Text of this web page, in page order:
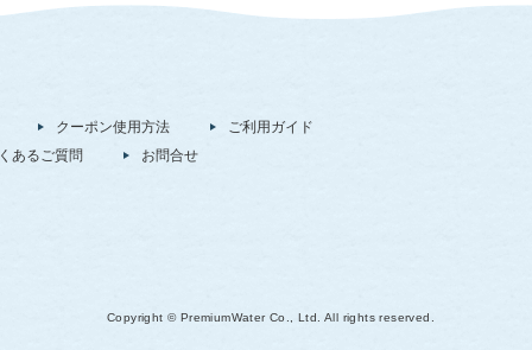
クーポン使用方法
ご利用ガイド
あるご質問 お問合せ
Copyright © PremiumWater Co., Ltd. All rights reserved.